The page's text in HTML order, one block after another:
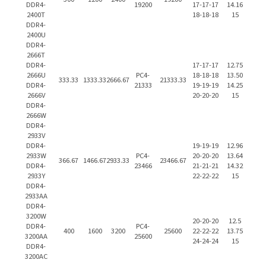
DDR4-
2400T
DDR4-
2400U
19200
17-17-17
18-18-18
14.16
15
DDR4-
2666T
DDR4-
2666U
DDR4-
2666V
DDR4-
2666W
333.33 1333.332666.67
PC4-
21333
21333.33
17-17-17
18-18-18
19-19-19
20-20-20
12.75
13.50
14.25
15
DDR4-
2933V
DDR4-
2933W
DDR4-
2933Y
DDR4-
2933AA
366.67 1466.672933.33
PC4-
23466
23466.67
19-19-19
20-20-20
21-21-21
22-22-22
12.96
13.64
14.32
15
DDR4-
3200W
DDR4-
3200AA
DDR4-
3200AC
400 1600 3200
PC4-
25600
25600
20-20-20
22-22-22
24-24-24
12.5
13.75
15